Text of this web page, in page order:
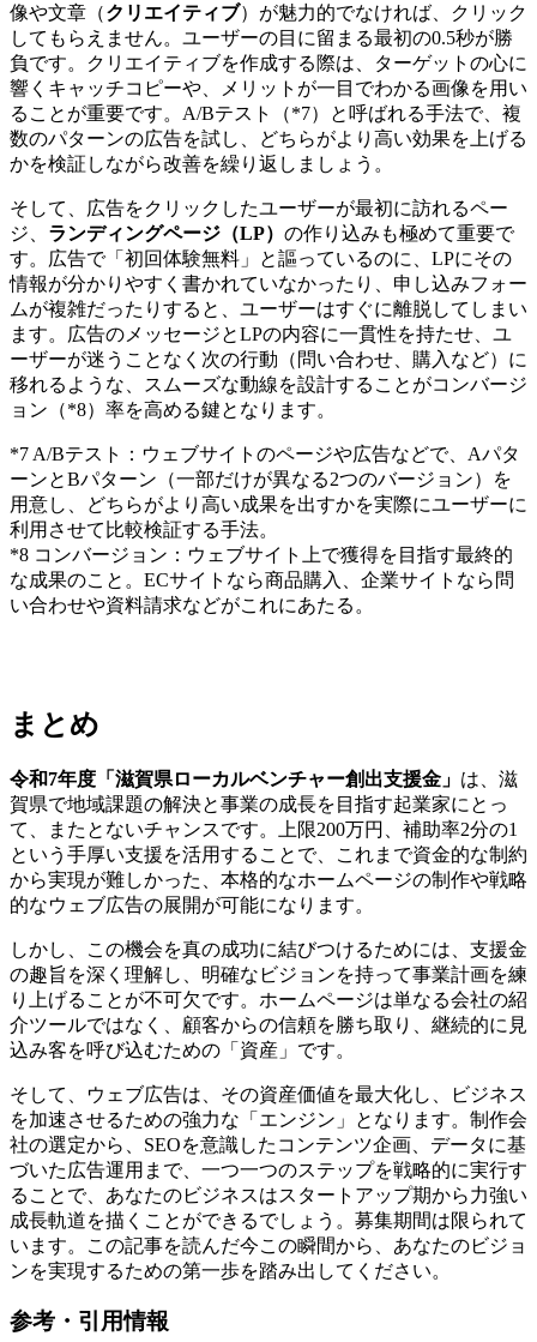
像や文章（クリエイティブ）が魅力的でなければ、クリック
してもらえません。ユーザーの目に留まる最初の0.5秒が勝
負です。クリエイティブを作成する際は、ターゲットの心に
響くキャッチコピーや、メリットが一目でわかる画像を用い
ることが重要です。A/Bテスト（*7）と呼ばれる手法で、複
数のパターンの広告を試し、どちらがより高い効果を上げる
かを検証しながら改善を繰り返しましょう。
そして、広告をクリックしたユーザーが最初に訪れるペー
ジ、 ランディングページ（LP） の作り込みも極めて重要で
す。広告で「初回体験無料」と謳っているのに、LPにその
情報が分かりやすく書かれていなかったり、申し込みフォー
ムが複雑だったりすると、ユーザーはすぐに離脱してしまい
ます。広告のメッセージとLPの内容に一貫性を持たせ、ユ
ーザーが迷うことなく次の行動（問い合わせ、購入など）に
移れるような、スムーズな動線を設計することがコンバージ
ョン（*8）率を高める鍵となります。
*7 A/Bテスト：ウェブサイトのページや広告などで、Aパタ
ーンとBパターン（一部だけが異なる2つのバージョン）を
用意し、どちらがより高い成果を出すかを実際にユーザーに
利用させて比較検証する手法。
*8 コンバージョン：ウェブサイト上で獲得を目指す最終的
な成果のこと。ECサイトなら商品購入、企業サイトなら問
い合わせや資料請求などがこれにあたる。
まとめ
令和7年度「滋賀県ローカルベンチャー創出支援金」 は、滋
賀県で地域課題の解決と事業の成長を目指す起業家にとっ
て、またとないチャンスです。上限200万円、補助率2分の1
という手厚い支援を活用することで、これまで資金的な制約
から実現が難しかった、本格的なホームページの制作や戦略
的なウェブ広告の展開が可能になります。
しかし、この機会を真の成功に結びつけるためには、支援金
の趣旨を深く理解し、明確なビジョンを持って事業計画を練
り上げることが不可欠です。ホームページは単なる会社の紹
介ツールではなく、顧客からの信頼を勝ち取り、継続的に見
込み客を呼び込むための「資産」です。
そして、ウェブ広告は、その資産価値を最大化し、ビジネス
を加速させるための強力な「エンジン」となります。制作会
社の選定から、SEOを意識したコンテンツ企画、データに基
づいた広告運用まで、一つ一つのステップを戦略的に実行す
ることで、あなたのビジネスはスタートアップ期から力強い
成長軌道を描くことができるでしょう。募集期間は限られて
います。この記事を読んだ今この瞬間から、あなたのビジョ
ンを実現するための第一歩を踏み出してください。
参考・引用情報